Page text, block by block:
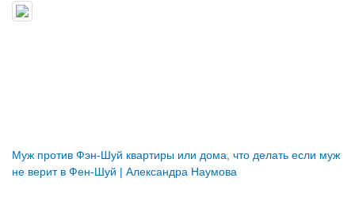
Муж против Фэн-Шуй квартиры или дома, что делать если муж
не верит в Фен-Шуй | Александра Наумова